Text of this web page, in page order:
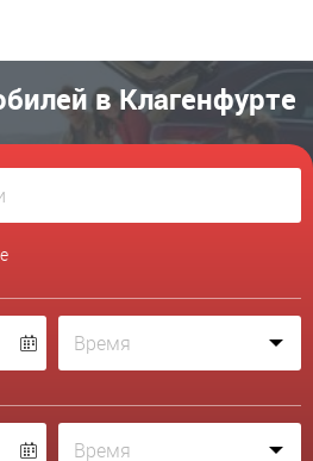
в Клагенфурте